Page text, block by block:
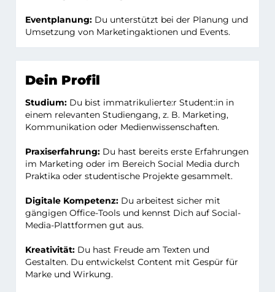
Eventplanung: Du unterstützt bei der Planung und
Umsetzung von Marketingaktionen und Events.
Dein Profil
Studium: Du bist immatrikulierte:r Student:in in
einem relevanten Studiengang, z. B. Marketing,
Kommunikation oder Medienwissenschaften.
Praxiserfahrung: Du hast bereits erste Erfahrungen
im Marketing oder im Bereich Social Media durch
Praktika oder studentische Projekte gesammelt.
Digitale Kompetenz: Du arbeitest sicher mit
gängigen Office-Tools und kennst Dich auf Social-
Media-Plattformen gut aus.
Kreativität: Du hast Freude am Texten und
Gestalten. Du entwickelst Content mit Gespür für
Marke und Wirkung.